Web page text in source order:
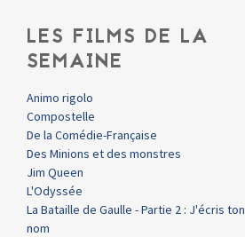
LES FILMS DE LA
SEMAINE
Animo rigolo
Compostelle
De la Comédie-Française
Des Minions et des monstres
Jim Queen
L'Odyssée
La Bataille de Gaulle - Partie 2 : J'écris ton
nom